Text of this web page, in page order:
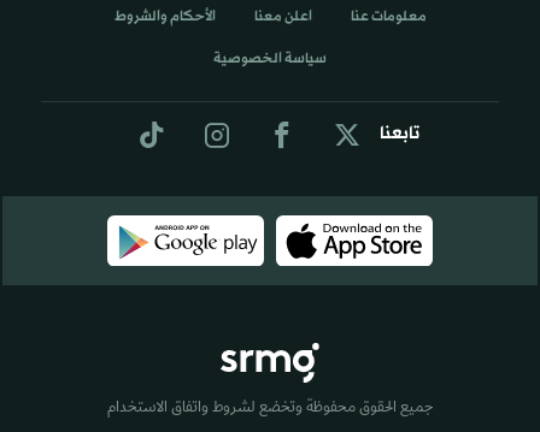
تابعنا
معلومات عنا اعلن معنا الأحكام والشروط
سياسة الخصوصية
جميع الحقوق محفوظة وتخضع لشروط واتفاق الاستخدام